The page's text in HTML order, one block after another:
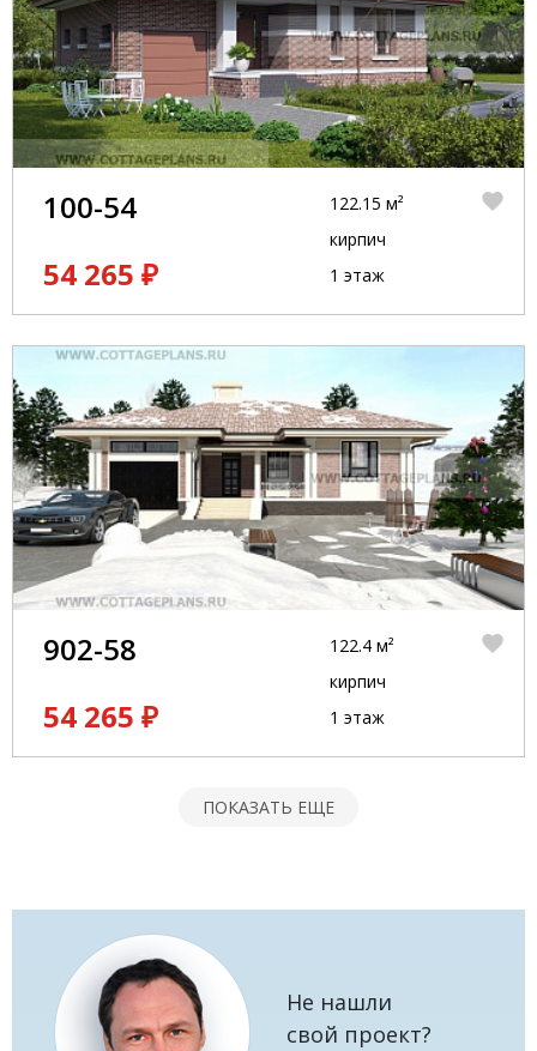
100-54
54 265 ₽
122.15 м²
кирпич
1 этаж
902-58
54 265 ₽
122.4 м²
кирпич
1 этаж
ПОКАЗАТЬ ЕЩЕ
Не нашли
свой проект?